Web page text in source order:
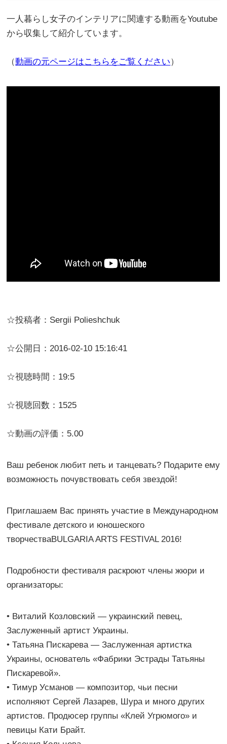
一人暮らし女子のインテリアに関連する動画をYoutube
から収集して紹介しています。
（動画の元ページはこちらをご覧ください）
☆投稿者：Sergii Polieshchuk
☆公開日：2016-02-10 15:16:41
☆視聴時間：19:5
☆視聴回数：1525
☆動画の評価：5.00
Ваш ребенок любит петь и танцевать? Подарите ему
возможность почувствовать себя звездой!
Приглашаем Вас принять участие в Международном
фестивале детского и юношеского
творчестваBULGARIA ARTS FESTIVAL 2016!
Подробности фестиваля раскроют члены жюри и
организаторы:
• Виталий Козловский — украинский певец,
Заслуженный артист Украины.
• Татьяна Пискарева — Заслуженная артистка
Украины, основатель «Фабрики Эстрады Татьяны
Пискаревой».
• Тимур Усманов — композитор, чьи песни
исполняют Сергей Лазарев, Шура и много других
артистов. Продюсер группы «Клей Угрюмого» и
певицы Кати Брайт.